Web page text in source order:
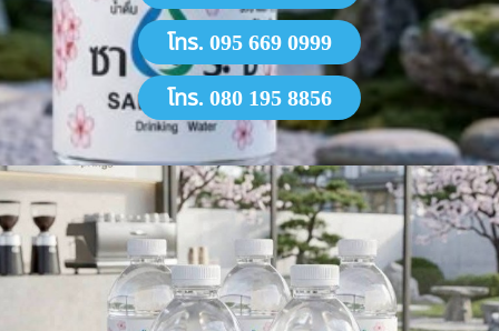
โทร. 095 669 0999
โทร. 080 195 8856